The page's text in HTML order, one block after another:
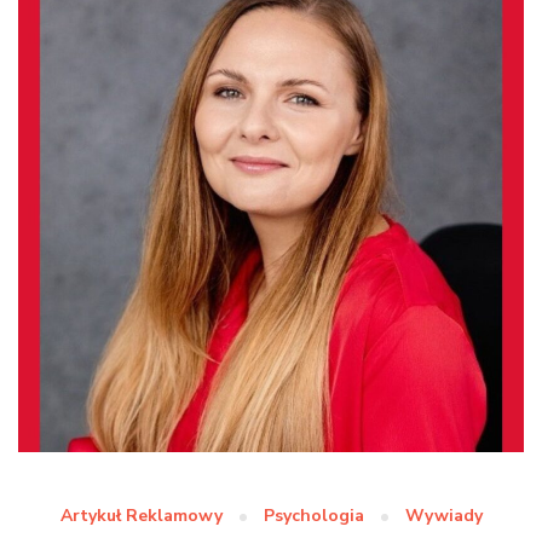
Artykuł Reklamowy Psychologia Wywiady